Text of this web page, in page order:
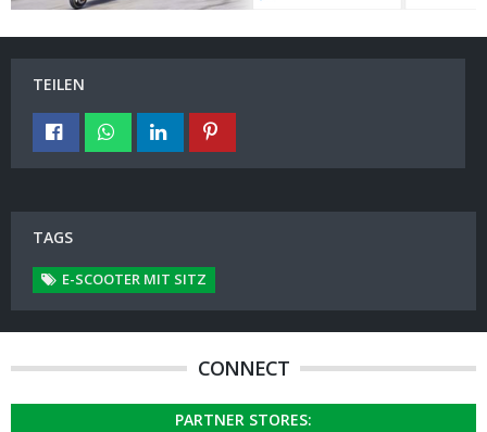
TEILEN
TAGS
E-SCOOTER MIT SITZ
CONNECT
PARTNER STORES: